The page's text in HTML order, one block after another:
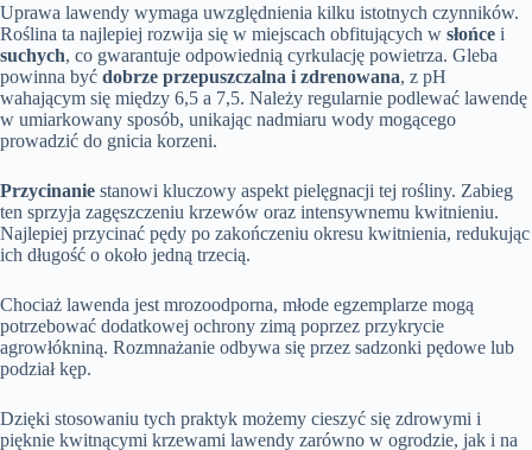
Uprawa lawendy wymaga uwzględnienia kilku istotnych czynników.
Roślina ta najlepiej rozwija się w miejscach obfitujących w słońce i
suchych, co gwarantuje odpowiednią cyrkulację powietrza. Gleba
powinna być dobrze przepuszczalna i zdrenowana, z pH
wahającym się między 6,5 a 7,5. Należy regularnie podlewać lawendę
w umiarkowany sposób, unikając nadmiaru wody mogącego
prowadzić do gnicia korzeni.
Przycinanie stanowi kluczowy aspekt pielęgnacji tej rośliny. Zabieg
ten sprzyja zagęszczeniu krzewów oraz intensywnemu kwitnieniu.
Najlepiej przycinać pędy po zakończeniu okresu kwitnienia, redukując
ich długość o około jedną trzecią.
Chociaż lawenda jest mrozoodporna, młode egzemplarze mogą
potrzebować dodatkowej ochrony zimą poprzez przykrycie
agrowłókniną. Rozmnażanie odbywa się przez sadzonki pędowe lub
podział kęp.
Dzięki stosowaniu tych praktyk możemy cieszyć się zdrowymi i
pięknie kwitnącymi krzewami lawendy zarówno w ogrodzie, jak i na